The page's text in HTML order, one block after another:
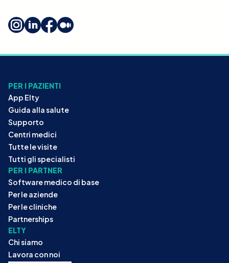
PER I PAZIENTI
App Elty
Guida alla salute
Supporto
Centri medici
Tutte le visite
Tutti gli specialisti
PER I PARTNER
Software medico di base
Per le aziende
Per le cliniche
Partnerships
ELTY
Chi siamo
Lavora con noi